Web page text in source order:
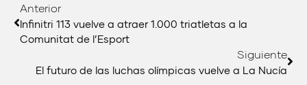
Anterior
Infinitri 113 vuelve a atraer 1.000 triatletas a la
Comunitat de l’Esport
Siguiente
El futuro de las luchas olímpicas vuelve a La Nucía